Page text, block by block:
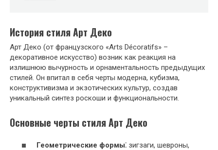
История стиля Арт Деко
Арт Деко (от французского «Arts Décoratifs» –
декоративное искусство) возник как реакция на
излишнюю вычурность и орнаментальность предыдущих
стилей. Он впитал в себя черты модерна, кубизма,
конструктивизма и экзотических культур, создав
уникальный синтез роскоши и функциональности.
Основные черты стиля Арт Деко
Геометрические формы⁚ зигзаги, шевроны,